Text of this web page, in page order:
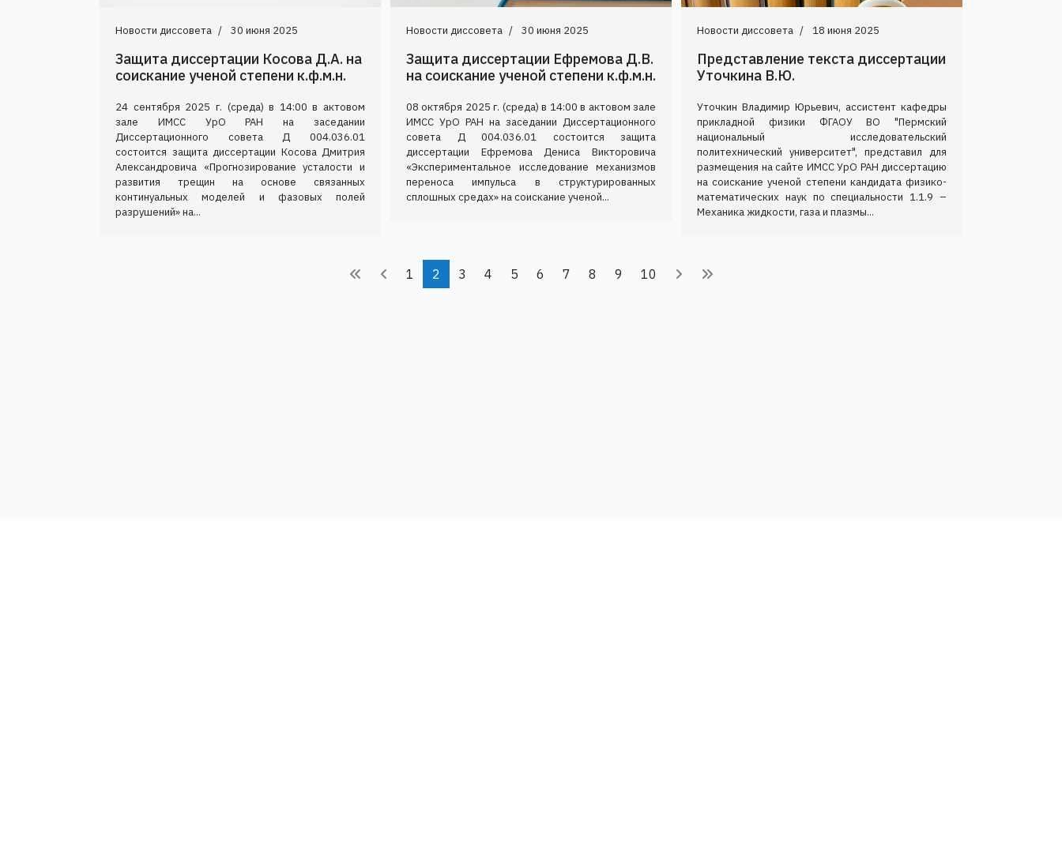
Новости диссовета 30 июня 2025
Защита диссертации Косова Д.А. на
соискание ученой степени к.ф.м.н.
24 сентября 2025 г. (среда) в 14:00 в актовом
зале ИМСС УрО РАН на заседании
Диссертационного совета Д 004.036.01
состоится защита диссертации Косова Дмитрия
Александровича «Прогнозирование усталости и
развития трещин на основе связанных
континуальных моделей и фазовых полей
разрушений» на...
Новости диссовета 30 июня 2025
Защита диссертации Ефремова Д.В.
на соискание ученой степени к.ф.м.н.
08 октября 2025 г. (среда) в 14:00 в актовом зале
ИМСС УрО РАН на заседании Диссертационного
совета Д 004.036.01 состоится защита
диссертации Ефремова Дениса Викторовича
«Экспериментальное исследование механизмов
переноса импульса в структурированных
сплошных средах» на соискание ученой...
Новости диссовета 18 июня 2025
Представление текста диссертации
Уточкина В.Ю.
Уточкин Владимир Юрьевич, ассистент кафедры
прикладной физики ФГАОУ ВО "Пермский
национальный исследовательский
политехнический университет", представил для
размещения на сайте ИМСС УрО РАН диссертацию
на соискание ученой степени кандидата физико-
математических наук по специальности 1.1.9 –
Механика жидкости, газа и плазмы...
1 2 3 4 5 6 7 8 9 10